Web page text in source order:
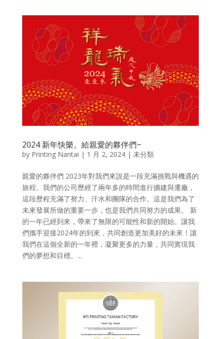
2024 新年快樂。給親愛的夥伴們~
by Printing Nantai | 1 月 2, 2024| 未分類
親愛的夥伴們 2023年對我們來說是一段充滿挑戰與機遇的
旅程。我們的公司歷經了兩年多的時間進行擴建與遷廠，
這段歷程充滿了努力、汗水和團隊的合作。這是我們為了
未來發展所做的重要一步，也是我們共同努力的成果。 新
的一年已經到來，帶來了無限的可能性和新的開始。讓我
們攜手迎接2024年的到來，共同創造更加美好的未來！讓
我們在這個全新的一年裡，凝聚更多的力量，共同實現我
們的夢想和目標。...